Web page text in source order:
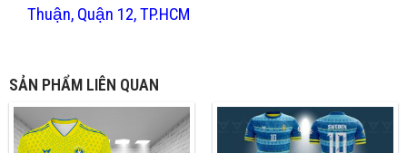
Thuận, Quận 12, TP.HCM
SẢN PHẨM LIÊN QUAN